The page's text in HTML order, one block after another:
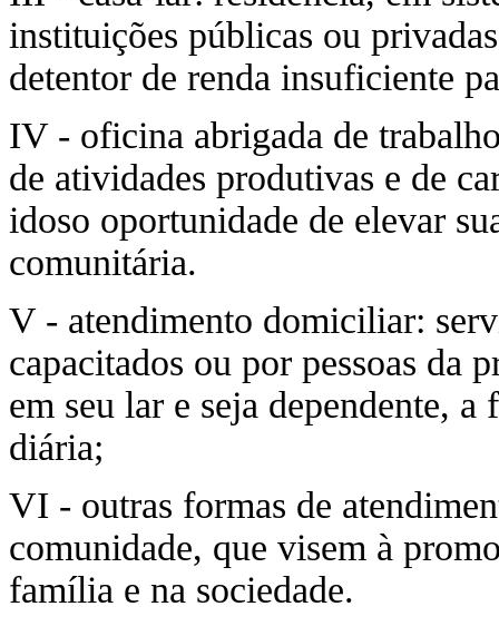
instituições públicas ou
detentor de renda insuficiente
IV - oficina abrigada de
de atividades produtivas e de
idoso oportunidade de elevar
comunitária.
V - atendimento domiciliar:
capacitados ou por pessoas da
em seu lar e seja dependente,
diária;
VI - outras formas de
comunidade, que visem à
família e na sociedade.